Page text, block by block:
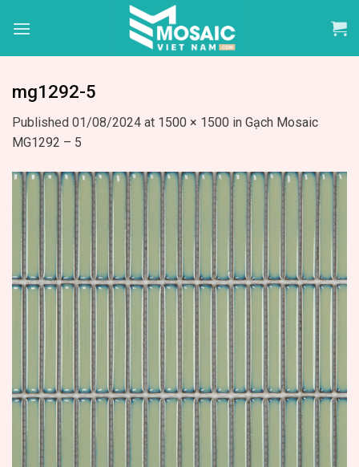
mg1292-5
Published 01/08/2024 at 1500 × 1500 in Gạch Mosaic
MG1292 – 5